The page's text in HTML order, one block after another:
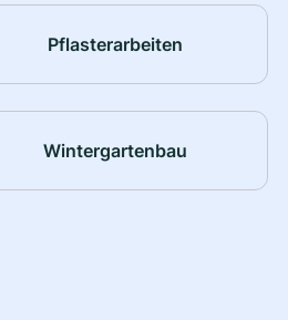
Pflasterarbeiten
Wintergartenbau